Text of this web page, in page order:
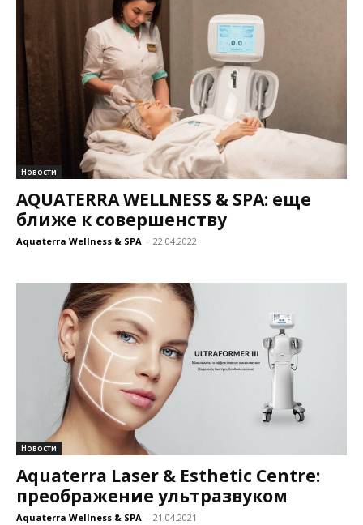
Новости
AQUATERRA WELLNESS & SPA: еще
ближе к совершенству
Aquaterra Wellness & SPA - 22.04.2022
Новости
Aquaterra Laser & Esthetic Centre:
преображение ультразвуком
Aquaterra Wellness & SPA - 21.04.2021